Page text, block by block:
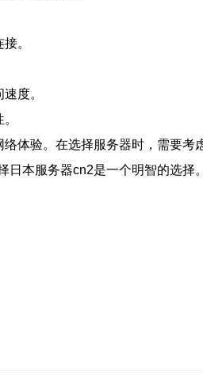
。
度。
体验。在选择服务器时，需要
本服务器cn2是一个明智的选择。